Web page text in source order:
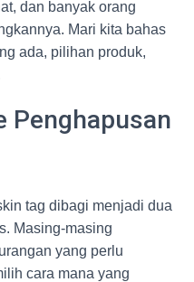
dan banyak orang
Mari kita bahas
ada, pilihan produk,
Penghapusan
tag dibagi menjadi dua
Masing-masing
yang perlu
cara mana yang